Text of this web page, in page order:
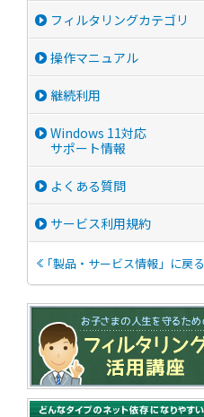
フィルタリングカテゴリ
操作マニュアル
継続利用
Windows 11対応
サポート情報
よくある質問
サービス利用規約
「製品・サービス情報」に戻る